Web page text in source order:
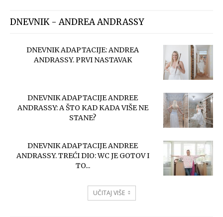
DNEVNIK - ANDREA ANDRASSY
DNEVNIK ADAPTACIJE: ANDREA
ANDRASSY. PRVI NASTAVAK
DNEVNIK ADAPTACIJE ANDREE
ANDRASSY: A ŠTO KAD KADA VIŠE NE
STANE?
DNEVNIK ADAPTACIJE ANDREE
ANDRASSY. TREĆI DIO: WC JE GOTOV I
TO...
UČITAJ VIŠE